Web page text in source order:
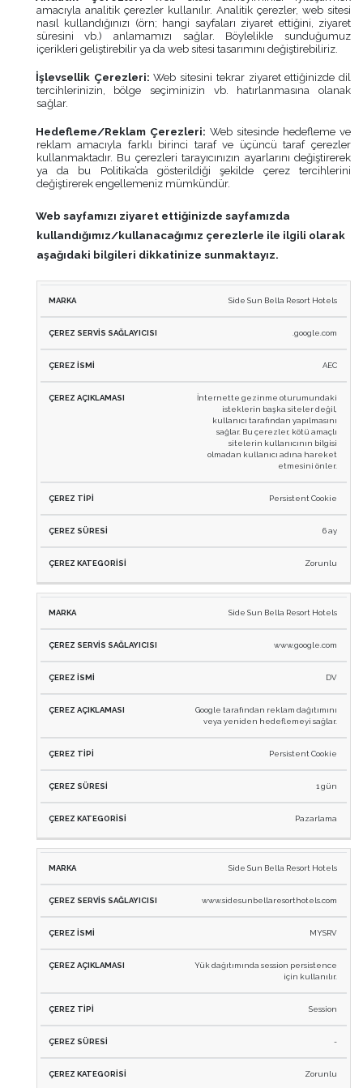
amacıyla analitik çerezler kullanılır. Analitik çerezler, web sitesi
nasıl kullandığınızı (örn; hangi sayfaları ziyaret ettiğini, ziyaret
süresini vb.) anlamamızı sağlar. Böylelikle sunduğumuz
içerikleri geliştirebilir ya da web sitesi tasarımını değiştirebiliriz.
İşlevsellik Çerezleri:Web sitesini tekrar ziyaret ettiğinizde dil
tercihlerinizin, bölge seçiminizin vb. hatırlanmasına olanak
sağlar.
Hedefleme/Reklam Çerezleri:Web sitesinde hedefleme ve
reklam amacıyla farklı birinci taraf ve üçüncü taraf çerezler
kullanmaktadır. Bu çerezleri tarayıcınızın ayarlarını değiştirerek
ya da bu Politika’da gösterildiği şekilde çerez tercihlerini
değiştirerek engellemeniz mümkündür.
Web sayfamızı ziyaret ettiğinizde sayfamızda
kullandığımız/kullanacağımız çerezlerle ile ilgili olarak
aşağıdaki bilgileri dikkatinize sunmaktayız.
MARKA
SERVIS
ÇEREZ
Side Sun Bella Resort Hotels
.google.com
AEC
İnternette gezinme oturumundaki
isteklerin başka siteler değil,
kullanıcı tarafından yapılmasını
sağlar. Bu çerezler, kötü amaçlı
sitelerin kullanıcının bilgisi
olmadan kullanıcı adına hareket
etmesini önler.
Persistent Cookie
6 ay
Zorunlu
Side Sun Bella Resort Hotels
www.google.com
DV
Google tarafından reklam dağıtımını
veya yeniden hedeflemeyi sağlar.
Persistent Cookie
1 gün
Pazarlama
Side Sun Bella Resort Hotels
www.sidesunbellaresorthotels.com
MYSRV
Yük dağıtımında session persistence
için kullanılır.
Session
-
Zorunlu